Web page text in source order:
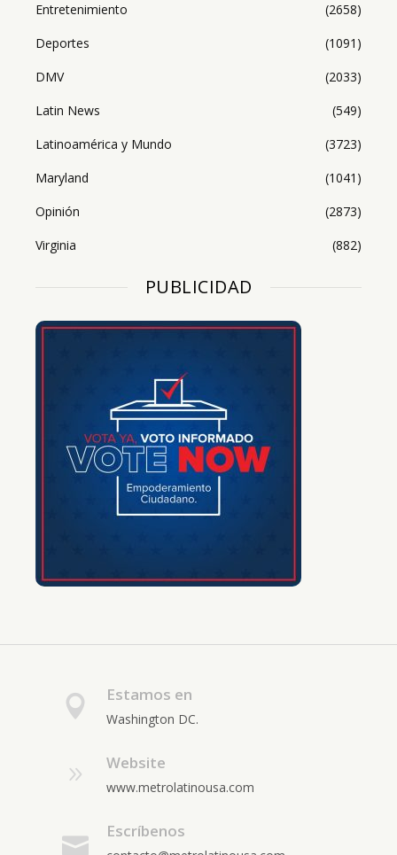
Entretenimiento
(2658)
Deportes
(1091)
DMV
(2033)
Latin News
(549)
Latinoamérica y Mundo
(3723)
Maryland
(1041)
Opinión
(2873)
Virginia
(882)
PUBLICIDAD
Estamos en
Washington DC.
Website
www.metrolatinousa.com
Escríbenos